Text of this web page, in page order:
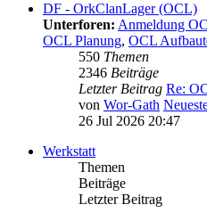
DF - OrkClanLager (OCL)
Unterforen: Anmeldung
OCL Planung, OCL
550 Themen
2346 Beiträge
Letzter Beitrag Re:
von Wor-Gath
26 Jul 2026 20:47
Werkstatt
Themen
Beiträge
Letzter Beitrag